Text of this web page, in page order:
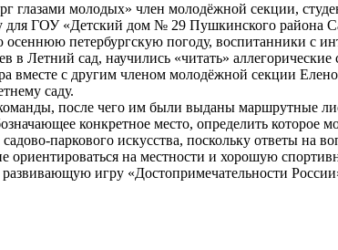
глазами молодых» член молодёжной секции,
для ГОУ «Детский дом № 29 Пушкинского района
петербургскую погоду, воспитанники с
в Летний сад, научились «читать»
вместе с другим членом молодёжной секции
саду.
после чего им были выданы маршрутные
конкретное место, определить
паркового искусства, поскольку ответы на
ориентироваться на местности и хорошую
игру «Достопримечательности